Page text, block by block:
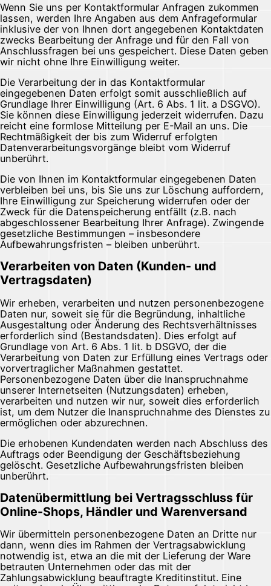
Wenn Sie uns per Kontaktformular Anfragen zukommen
lassen, werden Ihre Angaben aus dem Anfrageformular
inklusive der von Ihnen dort angegebenen Kontaktdaten
zwecks Bearbeitung der Anfrage und für den Fall von
Anschlussfragen bei uns gespeichert. Diese Daten geben
wir nicht ohne Ihre Einwilligung weiter.
Die Verarbeitung der in das Kontaktformular
eingegebenen Daten erfolgt somit ausschließlich auf
Grundlage Ihrer Einwilligung (Art. 6 Abs. 1 lit. a DSGVO).
Sie können diese Einwilligung jederzeit widerrufen. Dazu
reicht eine formlose Mitteilung per E-Mail an uns. Die
Rechtmäßigkeit der bis zum Widerruf erfolgten
Datenverarbeitungsvorgänge bleibt vom Widerruf
unberührt.
Die von Ihnen im Kontaktformular eingegebenen Daten
verbleiben bei uns, bis Sie uns zur Löschung auffordern,
Ihre Einwilligung zur Speicherung widerrufen oder der
Zweck für die Datenspeicherung entfällt (z.B. nach
abgeschlossener Bearbeitung Ihrer Anfrage). Zwingende
gesetzliche Bestimmungen – insbesondere
Aufbewahrungsfristen – bleiben unberührt.
Verarbeiten von Daten (Kunden- und
Vertragsdaten)
Wir erheben, verarbeiten und nutzen personenbezogene
Daten nur, soweit sie für die Begründung, inhaltliche
Ausgestaltung oder Änderung des Rechtsverhältnisses
erforderlich sind (Bestandsdaten). Dies erfolgt auf
Grundlage von Art. 6 Abs. 1 lit. b DSGVO, der die
Verarbeitung von Daten zur Erfüllung eines Vertrags oder
vorvertraglicher Maßnahmen gestattet.
Personenbezogene Daten über die Inanspruchnahme
unserer Internetseiten (Nutzungsdaten) erheben,
verarbeiten und nutzen wir nur, soweit dies erforderlich
ist, um dem Nutzer die Inanspruchnahme des Dienstes zu
ermöglichen oder abzurechnen.
Die erhobenen Kundendaten werden nach Abschluss des
Auftrags oder Beendigung der Geschäftsbeziehung
gelöscht. Gesetzliche Aufbewahrungsfristen bleiben
unberührt.
Datenübermittlung bei Vertragsschluss für
Online-Shops, Händler und Warenversand
Wir übermitteln personenbezogene Daten an Dritte nur
dann, wenn dies im Rahmen der Vertragsabwicklung
notwendig ist, etwa an die mit der Lieferung der Ware
betrauten Unternehmen oder das mit der
Zahlungsabwicklung beauftragte Kreditinstitut. Eine